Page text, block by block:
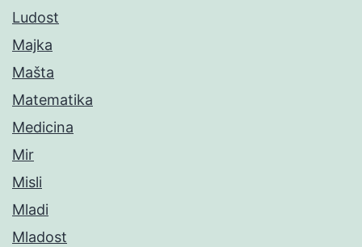
Ludost
Majka
Mašta
Matematika
Medicina
Mir
Misli
Mladi
Mladost